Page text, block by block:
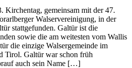
Kirchentag, gemeinsam mit der 47.
Walservereinigung, in der
stattgefunden. Galtür ist die
sowie die am weitesten vom Wallis
die einzige Walsergemeinde im
Tirol. Galtür war schon früh
auch sein Name […]